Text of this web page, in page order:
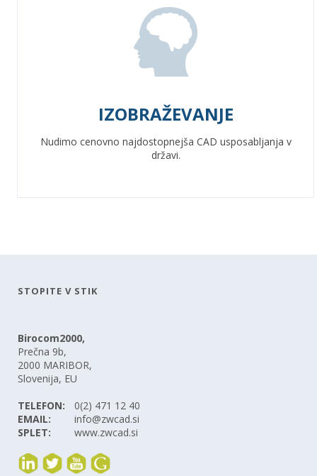
IZOBRAŽEVANJE
Nudimo cenovno najdostopnejša CAD usposabljanja v
državi.
STOPITE V STIK
Birocom2000,
Prečna 9b,
2000 MARIBOR,
Slovenija, EU
TELEFON:
0(2) 471 12 40
EMAIL:
info@zwcad.si
SPLET:
www.zwcad.si